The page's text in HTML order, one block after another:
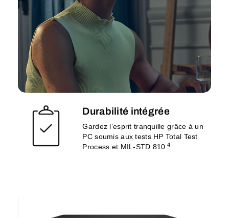
Durabilité intégrée
Gardez l’esprit tranquille grâce à un
PC soumis aux tests HP Total Test
Process et MIL-STD 810 4.